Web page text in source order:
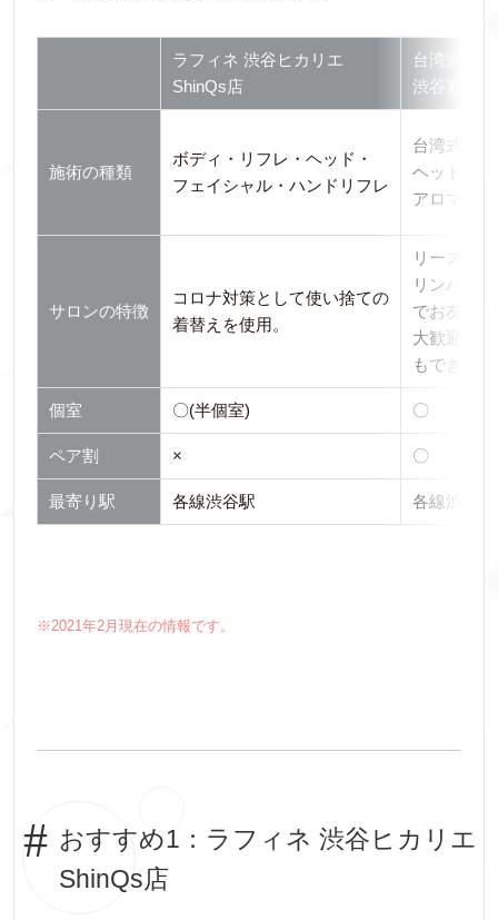
ラフィネ 渋谷ヒカリエ
ShinQs店
台湾式マ
渋谷宮益
施術の種類
ボディ・リフレ・ヘッド・
フェイシャル・ハンドリフレ
台湾式・
ヘッド・
アロマ・
サロンの特徴
コロナ対策として使い捨ての
着替えを使用。
リーズナ
リンパマ
でお友達
大歓迎(お
もできま
個室 〇(半個室) 〇
ペア割 × 〇
最寄り駅 各線渋谷駅 各線渋谷駅
※2021年2月現在の情報です。
おすすめ1：ラフィネ 渋谷ヒカリエ
ShinQs店